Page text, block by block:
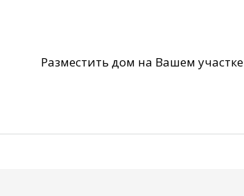
Разместить дом на Вашем участке